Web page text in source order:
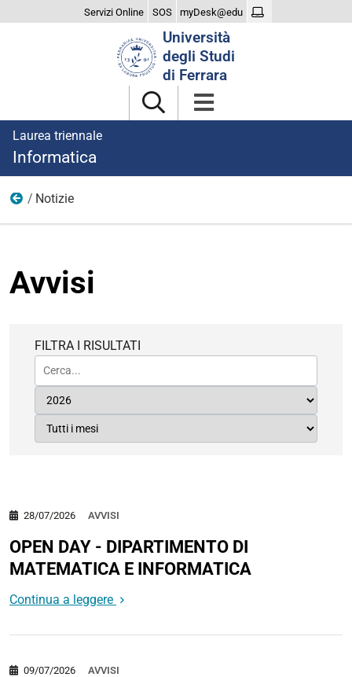
Servizi Online SOS myDesk@edu
Università
degli Studi
di Ferrara
Laurea triennale
Informatica
Home
Notizie
Avvisi
FILTRA I RISULTATI
AVVISI
28/07/2026
OPEN DAY - DIPARTIMENTO DI
MATEMATICA E INFORMATICA
Continua a leggere
AVVISI
09/07/2026